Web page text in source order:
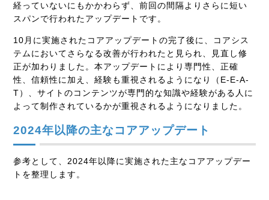
経っていないにもかかわらず、前回の間隔よりさらに短い
スパンで行われたアップデートです。
10月に実施されたコアアップデートの完了後に、コアシス
テムにおいてさらなる改善が行われたと見られ、見直し修
正が加わりました。本アップデートにより専門性、正確
性、信頼性に加え、経験も重視されるようになり（E-E-A-
T）、サイトのコンテンツが専門的な知識や経験がある人に
よって制作されているかが重視されるようになりました。
2024年以降の主なコアアップデート
参考として、2024年以降に実施された主なコアアップデー
トを整理します。